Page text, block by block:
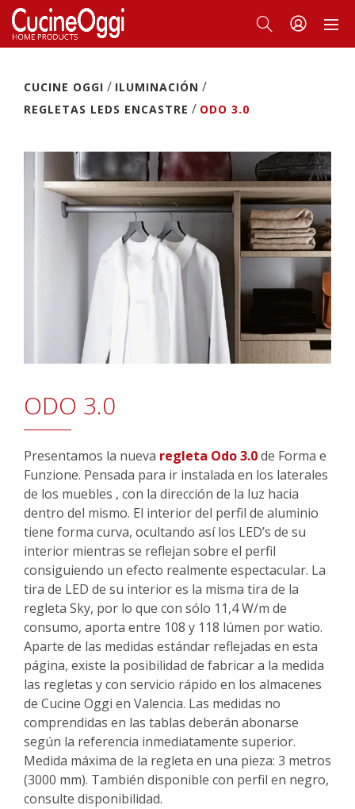
CUCINE OGGI / ILUMINACIÓN /
REGLETAS LEDS ENCASTRE / ODO 3.0
ODO 3.0
Presentamos la nueva regleta Odo 3.0de Forma e
Funzione. Pensada para ir instalada en los laterales
de los muebles , con la dirección de la luz hacia
dentro del mismo. El interior del perfil de aluminio
tiene forma curva, ocultando así los LED’s de su
interior mientras se reflejan sobre el perfil
consiguiendo un efecto realmente espectacular. La
tira de LED de su interior es la misma tira de la
regleta Sky, por lo que con sólo 11,4 W/m de
consumo, aporta entre 108 y 118 lúmen por watio.
Aparte de las medidas estándar reflejadas en esta
página, existe la posibilidad de fabricar a la medida
las regletas y con servicio rápido en los almacenes
de Cucine Oggi en Valencia. Las medidas no
comprendidas en las tablas deberán abonarse
según la referencia inmediatamente superior.
Medida máxima de la regleta en una pieza: 3 metros
(3000 mm). También disponible con perfil en negro,
consulte disponibilidad.